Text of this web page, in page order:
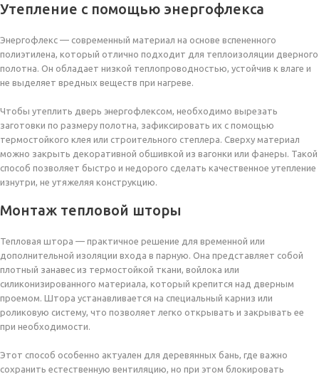
Утепление с помощью энергофлекса
Энергофлекс — современный материал на основе вспененного
полиэтилена, который отлично подходит для теплоизоляции дверного
полотна. Он обладает низкой теплопроводностью, устойчив к влаге и
не выделяет вредных веществ при нагреве.
Чтобы утеплить дверь энергофлексом, необходимо вырезать
заготовки по размеру полотна, зафиксировать их с помощью
термостойкого клея или строительного степлера. Сверху материал
можно закрыть декоративной обшивкой из вагонки или фанеры. Такой
способ позволяет быстро и недорого сделать качественное утепление
изнутри, не утяжеляя конструкцию.
Монтаж тепловой шторы
Тепловая штора — практичное решение для временной или
дополнительной изоляции входа в парную. Она представляет собой
плотный занавес из термостойкой ткани, войлока или
силиконизированного материала, который крепится над дверным
проемом. Штора устанавливается на специальный карниз или
роликовую систему, что позволяет легко открывать и закрывать ее
при необходимости.
Этот способ особенно актуален для деревянных бань, где важно
сохранить естественную вентиляцию, но при этом блокировать